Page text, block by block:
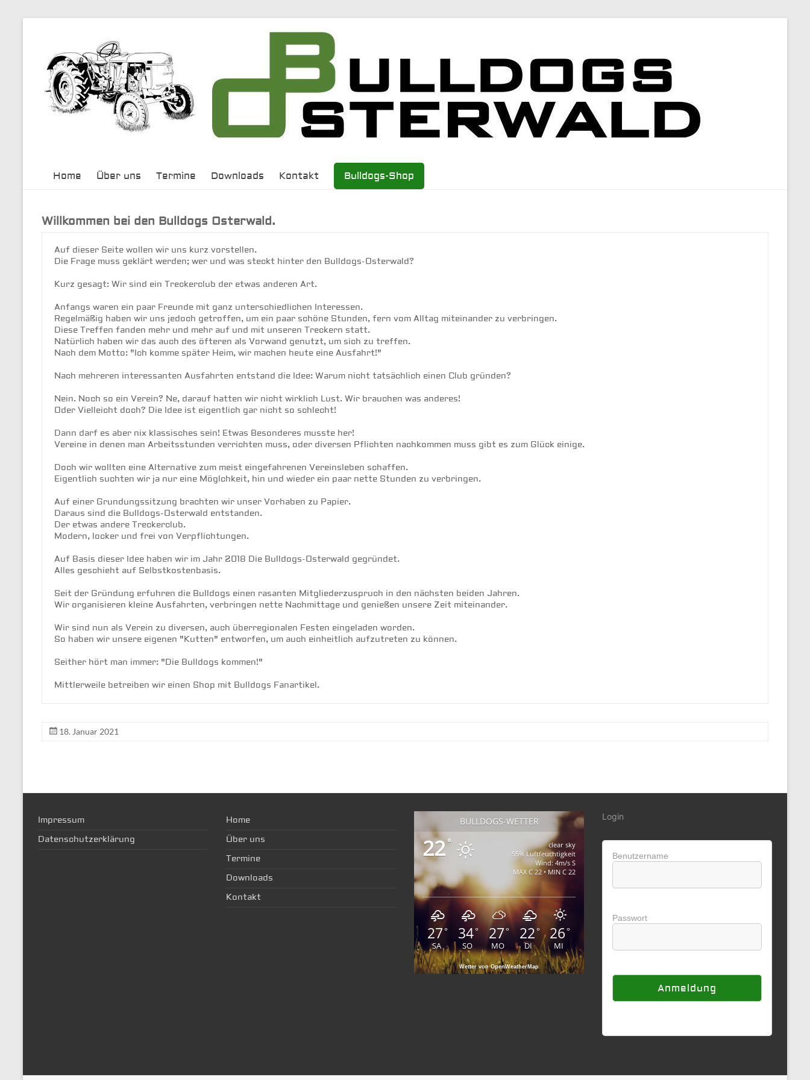
Home Über uns Termine Downloads Kontakt Bulldogs-Shop
Willkommen bei den Bulldogs Osterwald.
Auf dieser Seite wollen wir uns kurz vorstellen.
Die Frage muss geklärt werden; wer und was steckt hinter den Bulldogs-Osterwald?
Kurz gesagt: Wir sind ein Treckerclub der etwas anderen Art.
Anfangs waren ein paar Freunde mit ganz unterschiedlichen Interessen.
Regelmäßig haben wir uns jedoch getroffen, um ein paar schöne Stunden, fern vom Alltag miteinander zu verbringen.
Diese Treffen fanden mehr und mehr auf und mit unseren Treckern statt.
Natürlich haben wir das auch des öfteren als Vorwand genutzt, um sich zu treffen.
Nach dem Motto: "Ich komme später Heim, wir machen heute eine Ausfahrt!"
Nach mehreren interessanten Ausfahrten entstand die Idee: Warum nicht tatsächlich einen Club gründen?
Nein. Noch so ein Verein? Ne, darauf hatten wir nicht wirklich Lust. Wir brauchen was anderes!
Oder Vielleicht doch? Die Idee ist eigentlich gar nicht so schlecht!
Dann darf es aber nix klassisches sein! Etwas Besonderes musste her!
Vereine in denen man Arbeitsstunden verrichten muss, oder diversen Pflichten nachkommen muss gibt es zum Glück einige.
Doch wir wollten eine Alternative zum meist eingefahrenen Vereinsleben schaffen.
Eigentlich suchten wir ja nur eine Möglchkeit, hin und wieder ein paar nette Stunden zu verbringen.
Auf einer Grundungssitzung brachten wir unser Vorhaben zu Papier.
Daraus sind die Bulldogs-Osterwald entstanden.
Der etwas andere Treckerclub.
Modern, locker und frei von Verpflichtungen.
Auf Basis dieser Idee haben wir im Jahr 2018 Die Bulldogs-Osterwald gegründet.
Alles geschieht auf Selbstkostenbasis.
Seit der Gründung erfuhren die Bulldogs einen rasanten Mitgliederzuspruch in den nächsten beiden Jahren.
Wir organisieren kleine Ausfahrten, verbringen nette Nachmittage und genießen unsere Zeit miteinander.
Wir sind nun als Verein zu diversen, auch überregionalen Festen eingeladen worden.
So haben wir unsere eigenen "Kutten" entworfen, um auch einheitlich aufzutreten zu können.
Seither hört man immer: "Die Bulldogs kommen!"
Mittlerweile betreiben wir einen Shop mit Bulldogs Fanartikel.
18. Januar 2021
Impressum
Datenschutzerklärung
Home
Über uns
Termine
Downloads
Kontakt
BULLDOGS-WETTER
22°
clear sky
55% Luftfeuchtigkeit
Wind: 4m/s S
MAX C 22 • MIN C 22
27°
SA
34°
SO
27°
MO
22°
DI
26°
MI
Wetter von OpenWeatherMap
Login
Benutzername
Passwort